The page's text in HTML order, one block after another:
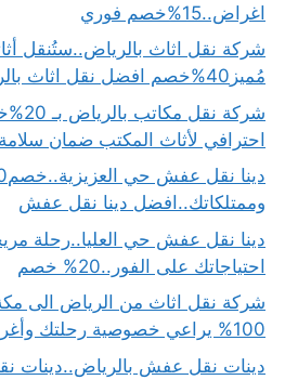
اغراض..15%خصم فوري
شركة نقل اثاث بالرياض..ستُنقل
مُميز40%خصم افضل نقل اثاث بالرياض..اتصل الـأن
شركة
احترافي لأثاث المكتب ضمان
وممتلكاتك..افضل دينا نقل عفش
دينا نقل عفش حي العليا..رحلة
احتياجاتك على الفور..20% خصم
شركة نقل اثاث من الرياض الى
100% يراعي خصوصية رحلتك وأغراضك
دينات نقل عفش بالرياض..دينات